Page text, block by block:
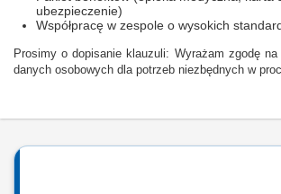
ubezpieczenie)
Współpracę w zespole o wysokich
Prosimy o dopisanie klauzuli: Wyrażam zgodę
danych osobowych dla potrzeb niezbędnych w